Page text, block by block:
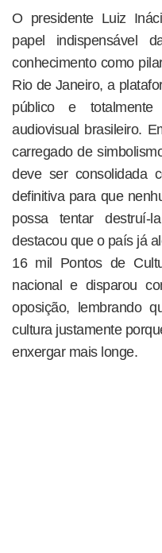
O presidente Luiz
papel indispensável
conhecimento como
Rio de Janeiro, a
público e
audiovisual brasileiro.
carregado de
deve ser consolidada
definitiva para que
possa tentar destruí-
destacou que o país já
16 mil Pontos de
nacional e disparou
oposição, lembrando
cultura justamente
enxergar mais longe.